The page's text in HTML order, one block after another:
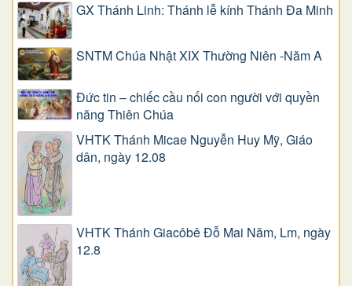
GX Thánh Linh: Thánh lễ kính Thánh Đa Minh
SNTM Chúa Nhật XIX Thường Niên -Năm A
Đức tin – chiếc cầu nối con người với quyền
năng Thiên Chúa
VHTK Thánh Micae Nguyễn Huy Mỹ, Giáo
dân, ngày 12.08
VHTK Thánh Giacôbê Ðỗ Mai Năm, Lm, ngày
12.8